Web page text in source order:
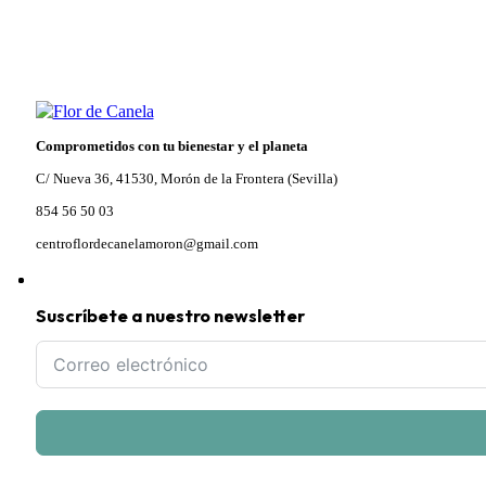
Comprometidos con tu bienestar y el planeta
C/ Nueva 36, 41530, Morón de la Frontera (Sevilla)
854 56 50 03
centroflordecanelamoron@gmail.com
Suscríbete a nuestro newsletter